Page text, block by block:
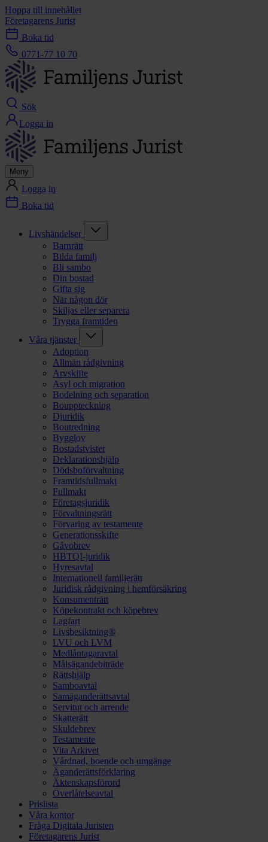
Hoppa till innehållet
Företagarens Jurist
Boka tid
0771-77 10 70
Sök
Logga in
Meny
Logga in
Boka tid
Livshändelser
Barnrätt
Bilda familj
Bli sambo
Din bostad
Gifta sig
När någon dör
Skiljas eller separera
Trygga framtiden
Våra tjänster
Adoption
Allmän rådgivning
Arvskifte
Asyl och migration
Bodelning och separation
Bouppteckning
Djuridik
Boutredning
Bygglov
Bostadstvister
Deklarationshjälp
Dödsboförvaltning
Framtidsfullmakt
Fullmakt
Företagsjuridik
Förvaltningsrätt
Förvaring av testamente
Generationsskifte
Gåvobrev
HBTQI-juridik
Hyresavtal
Internationell familjerätt
Juridisk rådgivning i hemförsäkring
Konsumenträtt
Köpekontrakt och köpebrev
Lagfart
Livsbesiktning®
LVU och LVM
Medlåntagaravtal
Målsägandebiträde
Rättshjälp
Samboavtal
Samäganderättsavtal
Servitut och arrende
Skatterätt
Skuldebrev
Testamente
Vita Arkivet
Vårdnad, boende och umgänge
Äganderättsförklaring
Äktenskapsförord
Överlåtelseavtal
Prislista
Våra kontor
Fråga Digitala Juristen
Företagarens Jurist